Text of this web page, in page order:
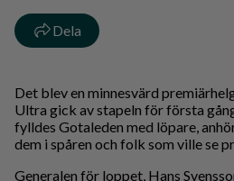
Dela
Det blev en minnesvärd
Ultra gick av stapeln för första
fylldes Gotaleden med löpare,
dem i spåren och folk som ville se
Generalen för loppet, Hans